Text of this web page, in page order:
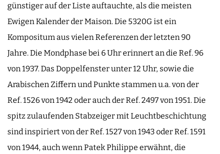
günstiger auf der Liste auftauchte, als die meisten
Ewigen Kalender der Maison. Die 5320G ist ein
Kompositum aus vielen Referenzen der letzten 90
Jahre. Die Mondphase bei 6 Uhr erinnert an die Ref. 96
von 1937. Das Doppelfenster unter 12 Uhr, sowie die
Arabischen Ziffern und Punkte stammen u.a. von der
Ref. 1526 von 1942 oder auch der Ref. 2497 von 1951. Die
spitz zulaufenden Stabzeiger mit Leuchtbeschichtung
sind inspiriert von der Ref. 1527 von 1943 oder Ref. 1591
von 1944, auch wenn Patek Philippe erwähnt, die